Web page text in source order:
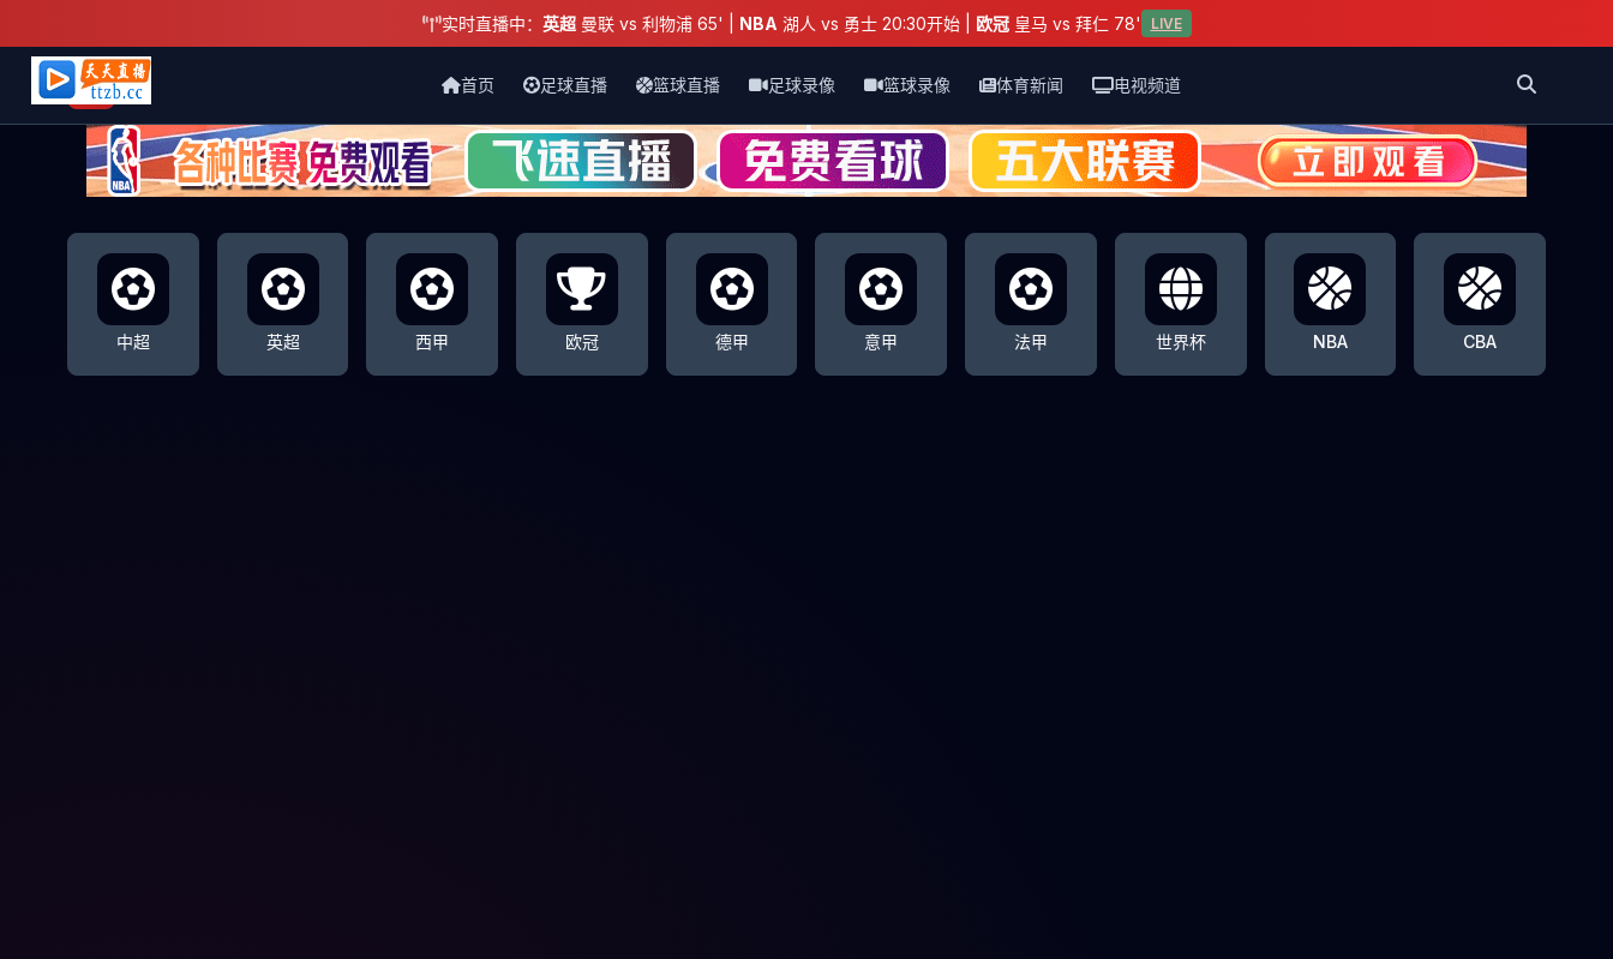
实时直播中： 英超曼联 vs 利物浦 65' | NBA 湖人 vs 勇士 20:30开始 | 欧冠皇马 vs 拜仁 78' LIVE
天天直播网
首页 足球直播 篮球直播 足球录像 篮球录像 体育新闻 电视频道
中超 英超 西甲 欧冠 德甲 意甲 法甲 世界杯 NBA CBA